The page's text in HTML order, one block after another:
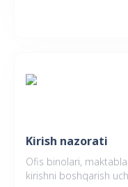
Kirish nazorati
Ofis binolari,
kirishni boshqarish